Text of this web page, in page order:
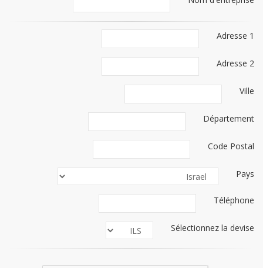
Adresse 1
Adresse 2
Ville
Département
Code Postal
Pays
Téléphone
Sélectionnez la devise